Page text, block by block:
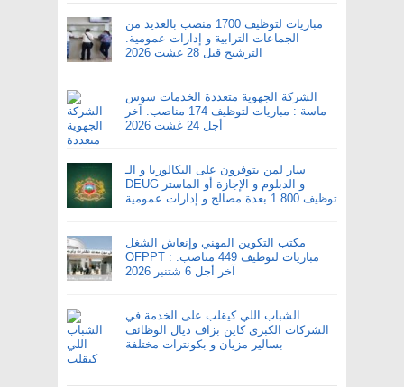
مباريات لتوظيف 1700 منصب بالعديد من
الجماعات الترابية و إدارات عمومية.
الترشيح قبل 28 غشت 2026
الشركة الجهوية متعددة الخدمات سوس
ماسة : مباريات لتوظيف 174 مناصب. آخر
أجل 24 غشت 2026
سار لمن يتوفرون على البكالوريا و الـ
DEUG و الدبلوم و الإجازة أو الماستر
توظيف 1.800 بعدة مصالح و إدارات عمومية
مكتب التكوين المهني وإنعاش الشغل
OFPPT : مباريات لتوظيف 449 مناصب.
آخر أجل 6 شتنبر 2026
الشباب اللي كيقلب على الخدمة في
الشركات الكبرى كاين بزاف ديال الوظائف
بسالير مزيان و بكونترات مختلفة